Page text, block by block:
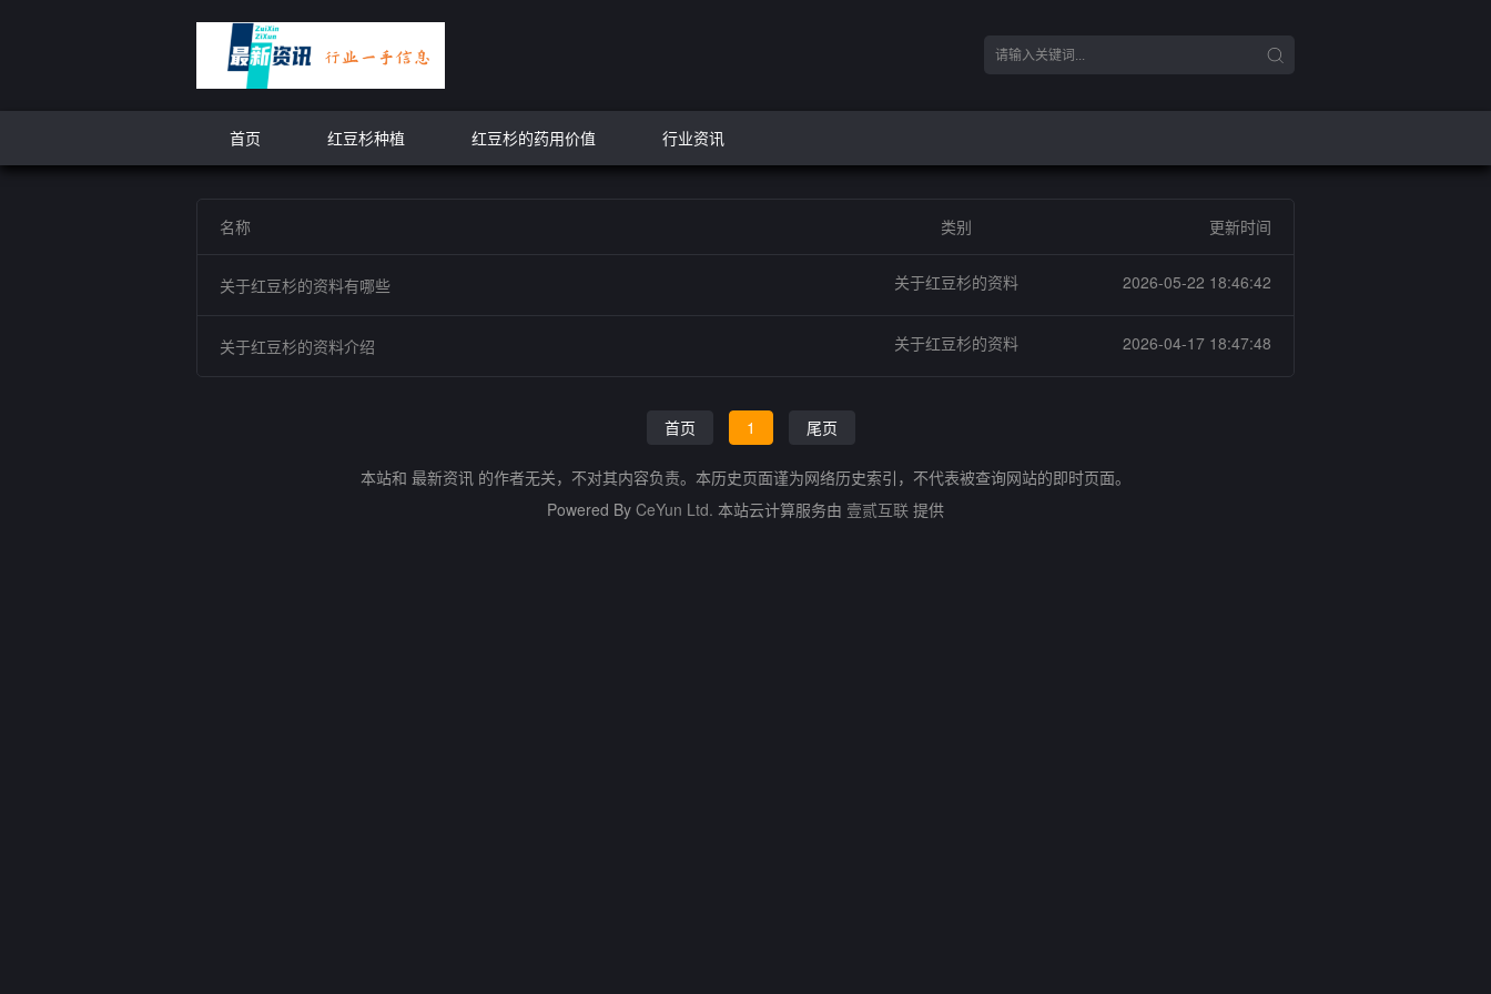
首页 红豆杉种植 红豆杉的药用价值 行业资讯
名称 类别 更新时间
关于红豆杉的资料有哪些 关于红豆杉的资料 2026-05-22 18:46:42
关于红豆杉的资料介绍 关于红豆杉的资料 2026-04-17 18:47:48
首页 1 尾页
本站和 最新资讯 的作者无关，不对其内容负责。本历史页面谨为网络历史索引，不代表被查询网站的即时页面。
Powered By CeYun Ltd. 本站云计算服务由 壹贰互联 提供